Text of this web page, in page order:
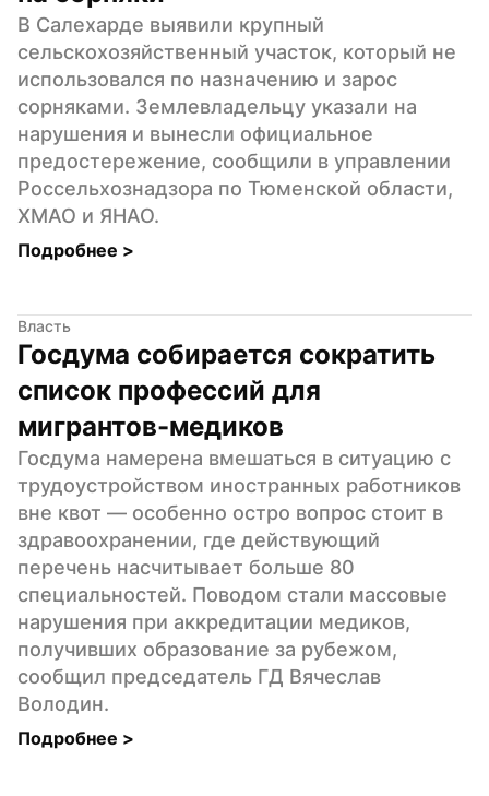
В Салехарде выявили крупный
сельскохозяйственный участок, который не
использовался по назначению и зарос
сорняками. Землевладельцу указали на
нарушения и вынесли официальное
предостережение, сообщили в управлении
Россельхознадзора по Тюменской области,
ХМАО и ЯНАО.
Подробнее >
Власть
Госдума собирается сократить
список профессий для
мигрантов-медиков
Госдума намерена вмешаться в ситуацию с
трудоустройством иностранных работников
вне квот — особенно остро вопрос стоит в
здравоохранении, где действующий
перечень насчитывает больше 80
специальностей. Поводом стали массовые
нарушения при аккредитации медиков,
получивших образование за рубежом,
сообщил председатель ГД Вячеслав
Володин.
Подробнее >